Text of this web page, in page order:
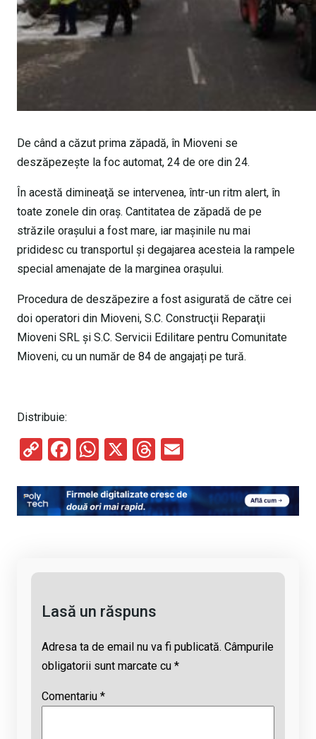
De când a căzut prima zăpadă, în Mioveni se
deszăpezește la foc automat, 24 de ore din 24.
În acestă dimineaţă se intervenea, într-un ritm alert, în
toate zonele din oraş. Cantitatea de zăpadă de pe
străzile oraşului a fost mare, iar mașinile nu mai
prididesc cu transportul și degajarea acesteia la rampele
special amenajate de la marginea oraşului.
Procedura de deszăpezire a fost asigurată de către cei
doi operatori din Mioveni, S.C. Construcţii Reparaţii
Mioveni SRL și S.C. Servicii Edilitare pentru Comunitate
Mioveni, cu un număr de 84 de angajați pe tură.
Distribuie:
C
py
Li
F
ce
b
W
at
s
X
T
e
a
ail
Lasă un răspuns
Adresa ta de email nu va fi publicată. Câmpurile
obligatorii sunt marcate cu *
Comentariu *